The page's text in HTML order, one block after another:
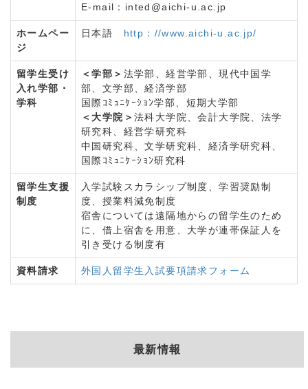
E-mail：inted@aichi-u.ac.jp
ホームペー
ジ
日本語 http：//www.aichi-u.ac.jp/
留学生受け
入れ学部・
学科
＜学部＞ 法学部、経営学部、現代中国学
部、文学部、経済学部
国際ｺﾐｭﾆｹｰｼｮﾝ学部、短期大学部
＜大学院＞ 法科大学院、会計大学院、法学
研究科、経営学研究科
中国研究科、文学研究科、経済学研究科、
国際ｺﾐｭﾆｹｰｼｮﾝ研究科
留学生支援
制度
入学試験スカラシップ制度、学習奨励制
度、授業料減免制度
宿舎については遠隔地からの留学生のため
に、借上宿舎を用意、大学が連帯保証人を
引き受ける制度有
資料請求 外国人留学生入試要項請求フォーム
最新情報